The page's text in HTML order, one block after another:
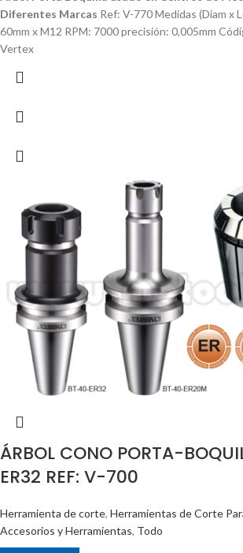
Diferentes Marcas Ref: V-770 Medidas (Diam x
60mm x M12 RPM: 7000 precisión: 0,005mm
Vertex
ÁRBOL CONO PORTA-
ER32 REF: V-700
Herramienta de corte, Herramientas de Corte
Accesorios y Herramientas, Todo